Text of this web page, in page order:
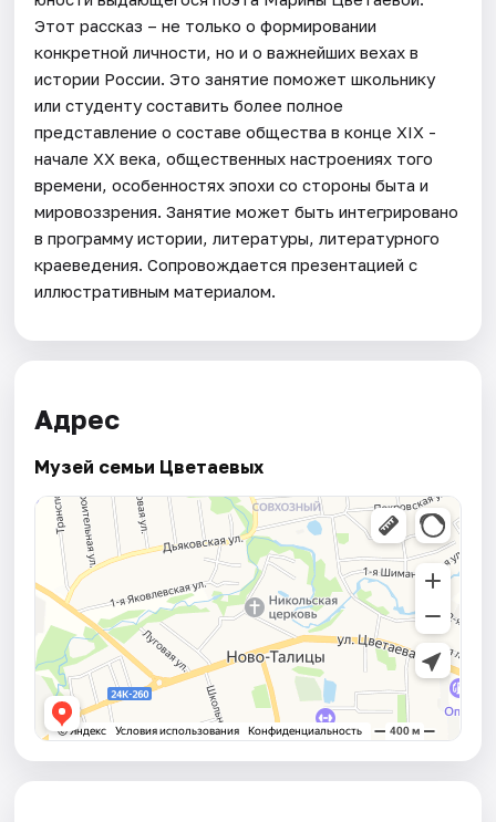
Этот рассказ – не только о формировании
конкретной личности, но и о важнейших вехах в
истории России. Это занятие поможет школьнику
или студенту составить более полное
представление о составе общества в конце XIX -
начале XX века, общественных настроениях того
времени, особенностях эпохи со стороны быта и
мировоззрения. Занятие может быть интегрировано
в программу истории, литературы, литературного
краеведения. Сопровождается презентацией с
иллюстративным материалом.
Адрес
Музей семьи Цветаевых